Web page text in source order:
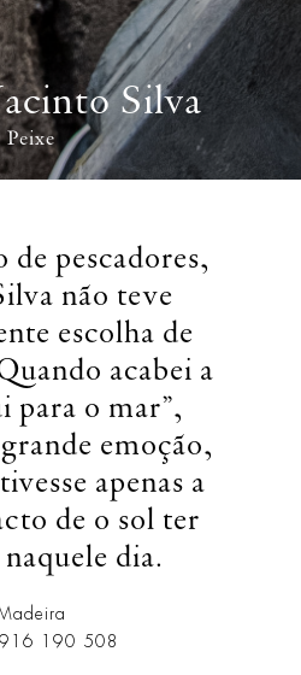
Silva
Peixe
de pescadores,
não teve
escolha de
acabei a
para o mar”,
emoção,
apenas a
de o sol ter
dia.
190 508